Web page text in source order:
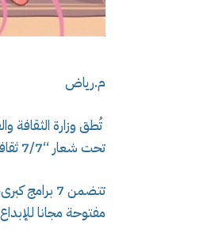
م.رياض
تُطق وزارة الثقافة
تحت شعار “7/7 ثقافتي”. على مدار 7 أيام كاملة (من 01 إلى 07 جوان 2026) .
تتضمن 7
مفتوحة مجانا